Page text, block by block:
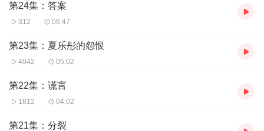
第24集：答案
312 06:47
第23集：夏乐彤的怨恨
4042 05:02
第22集：谎言
1812 04:02
第21集：分裂